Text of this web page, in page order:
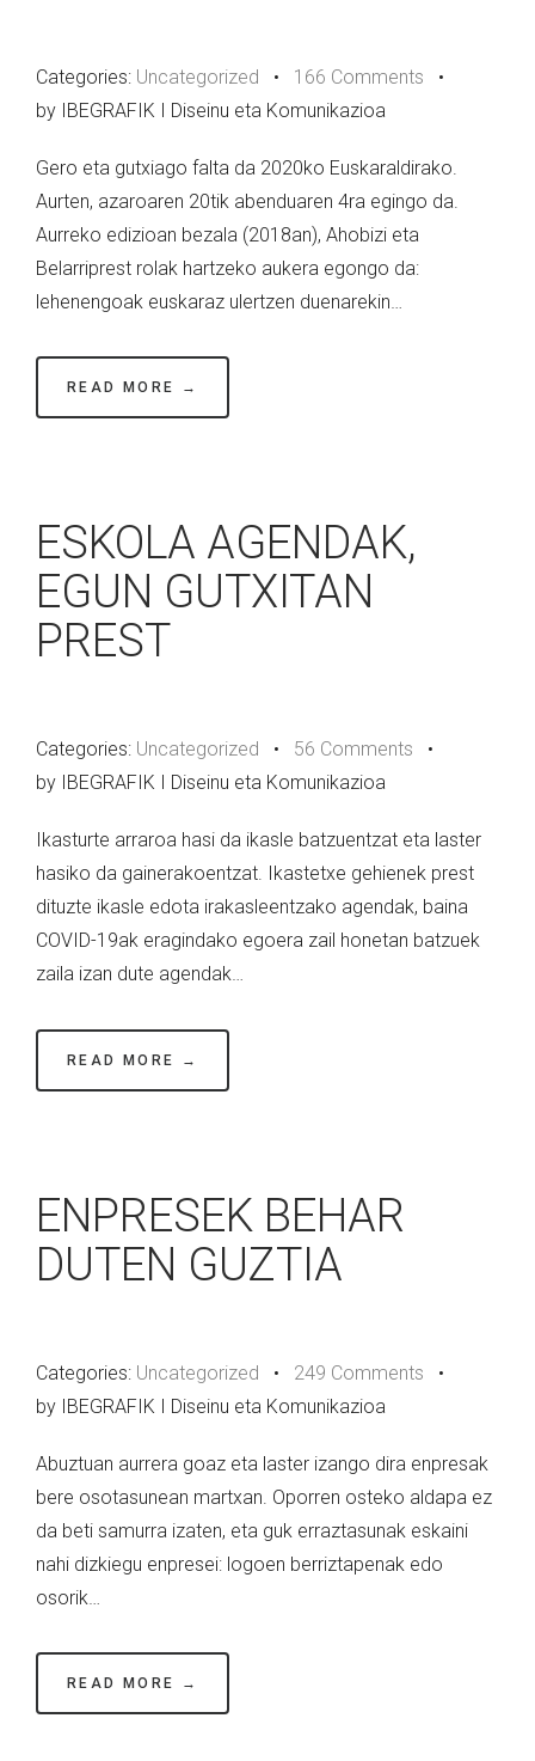
Categories: Uncategorized • 166 Comments •
by IBEGRAFIK I Diseinu eta Komunikazioa
Gero eta gutxiago falta da 2020ko Euskaraldirako.
Aurten, azaroaren 20tik abenduaren 4ra egingo da.
Aurreko edizioan bezala (2018an), Ahobizi eta
Belarriprest rolak hartzeko aukera egongo da:
lehenengoak euskaraz ulertzen duenarekin…
READ MORE →
ESKOLA AGENDAK,
EGUN GUTXITAN
PREST
Categories: Uncategorized • 56 Comments •
by IBEGRAFIK I Diseinu eta Komunikazioa
Ikasturte arraroa hasi da ikasle batzuentzat eta laster
hasiko da gainerakoentzat. Ikastetxe gehienek prest
dituzte ikasle edota irakasleentzako agendak, baina
COVID-19ak eragindako egoera zail honetan batzuek
zaila izan dute agendak…
READ MORE →
ENPRESEK BEHAR
DUTEN GUZTIA
Categories: Uncategorized • 249 Comments •
by IBEGRAFIK I Diseinu eta Komunikazioa
Abuztuan aurrera goaz eta laster izango dira enpresak
bere osotasunean martxan. Oporren osteko aldapa ez
da beti samurra izaten, eta guk erraztasunak eskaini
nahi dizkiegu enpresei: logoen berriztapenak edo
osorik…
READ MORE →